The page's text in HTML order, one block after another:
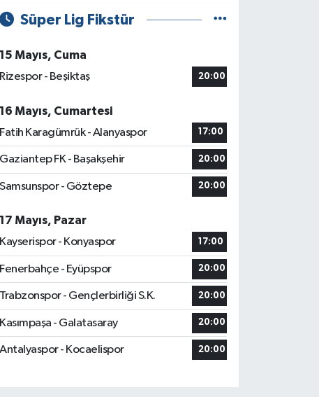
Süper Lig Fikstür
15 Mayıs, Cuma
Rizespor - Beşiktaş
20:00
16 Mayıs, Cumartesi
Fatih Karagümrük - Alanyaspor
17:00
Gaziantep FK - Başakşehir 20:00
Samsunspor - Göztepe 20:00
17 Mayıs, Pazar
Kayserispor - Konyaspor
17:00
Fenerbahçe - Eyüpspor 20:00
Trabzonspor - Gençlerbirliği S.K. 20:00
Kasımpaşa - Galatasaray 20:00
Antalyaspor - Kocaelispor 20:00